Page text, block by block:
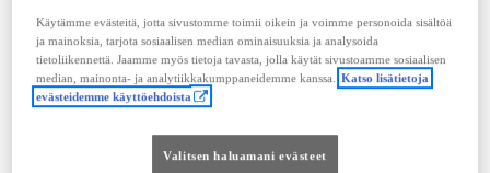
Voimassaoleva Hybrid Health Check jokaisessa
Toyota-hybridissä
Saatavilla Easy Osamaksu -rahoitus ja Toyota
Käytämme evästeitä, jotta sivustomme toimii oikein ja voimme personoida sisältöä
ja mainoksia, tarjota sosiaalisen median ominaisuuksia ja analysoida
tietoliikennettä. Jaamme myös tietoja tavasta, jolla käytät sivustoamme sosiaalisen
median, mainonta- ja analytiikkakumppaneidemme kanssa. Katso lisätietoja
evästeidemme käyttöehdoista
Valitsen haluamani evästeet